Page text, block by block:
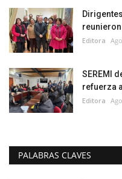
Editora
SEREMI
refuerza
Editora
PALABRAS CLAVES